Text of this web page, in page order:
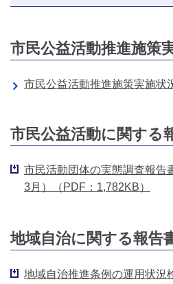
市民公益活動推進施策
市民公益活動推進施策実施状
市民公益活動に関する
市民活動団体の実態調査報告
3月）（PDF：1,782KB）
地域自治に関する報告
地域自治推進条例の運用状況